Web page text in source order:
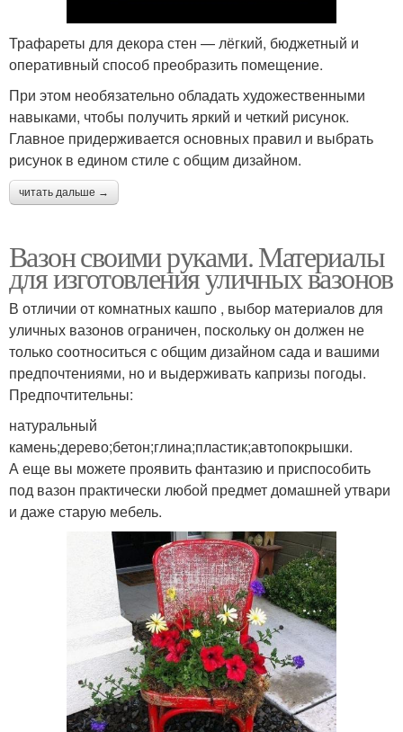
Трафареты для декора стен — лёгкий, бюджетный и
оперативный способ преобразить помещение.
При этом необязательно обладать художественными
навыками, чтобы получить яркий и четкий рисунок.
Главное придерживается основных правил и выбрать
рисунок в едином стиле с общим дизайном.
читать дальше →
Вазон своими руками. Материалы
для изготовления уличных вазонов
В отличии от комнатных кашпо , выбор материалов для
уличных вазонов ограничен, поскольку он должен не
только соотноситься с общим дизайном сада и вашими
предпочтениями, но и выдерживать капризы погоды.
Предпочтительны:
натуральный
камень;дерево;бетон;глина;пластик;автопокрышки.
А еще вы можете проявить фантазию и приспособить
под вазон практически любой предмет домашней утвари
и даже старую мебель.